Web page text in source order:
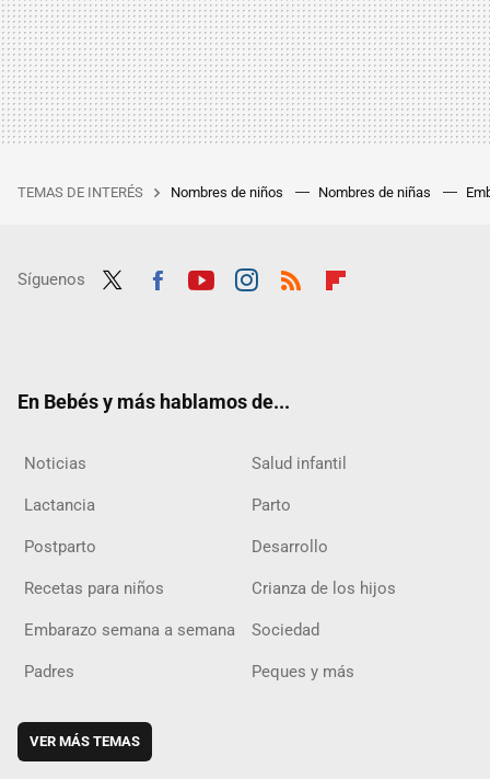
TEMAS DE INTERÉS Nombres de niños Nombres de niñas
Síguenos
En Bebés y más hablamos de...
Noticias Salud infantil
Lactancia Parto
Postparto Desarrollo
Recetas para niños Crianza de los hijos
Embarazo semana a semana Sociedad
Padres Peques y más
VER MÁS TEMAS